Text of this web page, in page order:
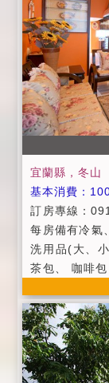
訂房需知 》
上連續假日
午 16：00 以
前。 》入住
辦理登記的同
住宿品質與旅
外棉被及枕頭
的配合。 》
入內參觀。
帶寵物，請每
1:00過後降低
具、電磁爐及
善保管、如有
宿：請於住宿
限內擇期住宿
會規定 ) ★預
金。 ★預定住
0% 的訂金。
退回 50% 的
者，可退回
宜蘭縣，冬山
基本消費：
訂房專線：
每房備有冷氣
洗用品(大、
茶包、 咖啡
優惠期間恕
提供旅遊資訊
嚀) 1.Check
0以前 2.平日
日。 4.定價：